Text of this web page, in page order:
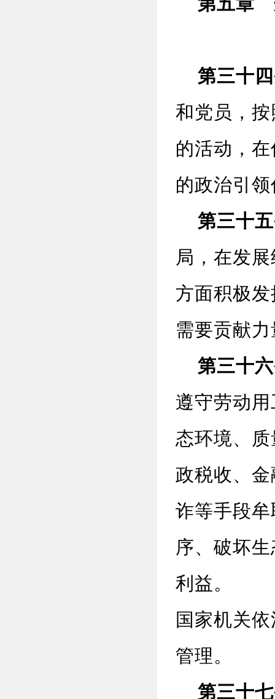
第三十
和党员，
的活动，
的政治引
第三十
局，在发
方面积极
需要贡献
第三十
遵守劳动
态环境、
政税收、
诈等手段
序、破坏
利益。
国家机关
管理。
第三十